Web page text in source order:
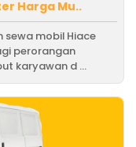
Harga Mu..
sewa mobil Hiace
perorangan
karyawan d ...